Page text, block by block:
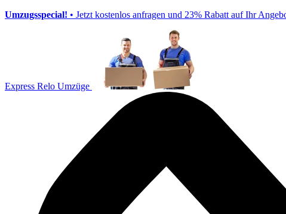
Umzugsspecial! • Jetzt kostenlos anfragen und 23% Rabatt auf Ihr
Express Relo Umzüge